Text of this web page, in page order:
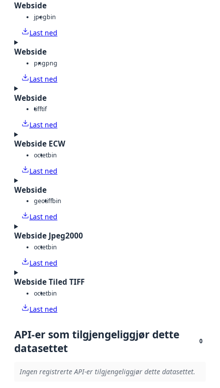
Webside
jpegbin
Last ned
Webside
pngpng
Last ned
Webside
tifftif
Last ned
Webside ECW
octetbin
Last ned
Webside
geotiffbin
Last ned
Webside Jpeg2000
octetbin
Last ned
Webside Tiled TIFF
octetbin
Last ned
API-er som tilgjengeliggjør dette
datasettet
0
Ingen registrerte API-er tilgjengeliggjør dette datasettet.